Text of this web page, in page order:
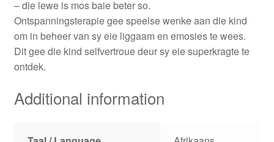
– die lewe is mos baie beter so.
Ontspanningsterapie gee speelse wenke aan die kind
om in beheer van sy eie liggaam en emosies te wees.
Dit gee die kind selfvertroue deur sy eie superkragte te
ontdek.
Additional information